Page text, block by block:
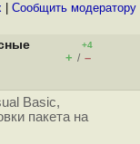
Cообщить модератору
+4
+ / –
Basic,
пакета на